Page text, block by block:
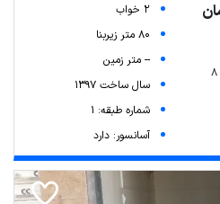
2 خواب
80 متر زیربنا
-- متر زمین
سال ساخت 1397
شماره طبقه: 1
آسانسور: دارد